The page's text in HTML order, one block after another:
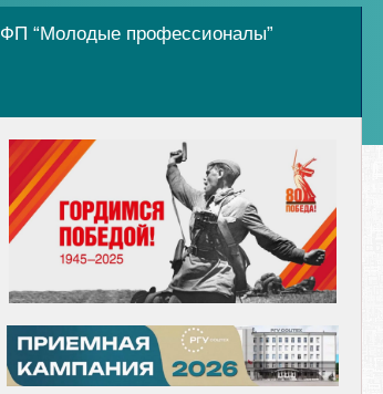
ФП “Молодые профессионалы”